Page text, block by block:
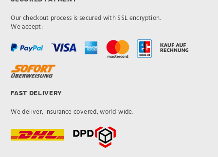
Our checkout process is secured with SSL encryption.
We accept:
FAST DELIVERY
We deliver, insurance covered, world-wide.